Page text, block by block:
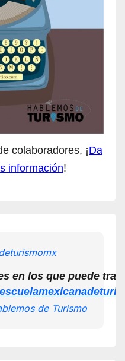
colaboradores, ¡Da
información!
en los que puede
de Turismo